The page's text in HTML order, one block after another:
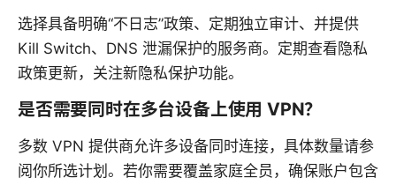
选择具备明确“不日志”政策、定期独立审计、并提供
Kill Switch、DNS 泄漏保护的服务商。定期查看隐私
政策更新，关注新隐私保护功能。
是否需要同时在多台设备上使用 VPN？
多数 VPN 提供商允许多设备同时连接，具体数量请参
阅你所选计划。若你需要覆盖家庭全员，确保账户包含